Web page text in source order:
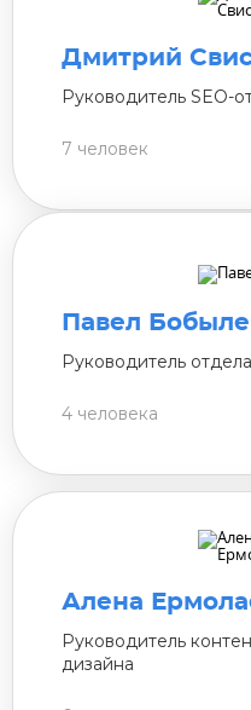
Дмитрий
Руководитель SEO-
7 человек
Павел
Руководитель
4 человека
Алена
Руководитель
дизайна